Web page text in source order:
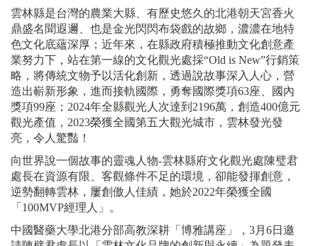
雲林縣是台灣的農業大縣、有歷史悠久的北港朝天宮香火
鼎盛名聞遐邇、也是金光閃閃布袋戲的故鄉，濃濃在地特
色文化底蘊深厚；近年來，在縣政府積極推動文化創意產
業努力下，站在第一線的文化觀光處採“Old is New”行銷策
略，將傳統文物予以活化創新，透過說故事深入人心，營
造出嶄新形象，進而接軌國際，勇奪國際獎項63座、國內
獎項99座；2024年全縣觀光人次達到2196萬，創造400億元
觀光產值，2023榮獲全國第五大觀光城市，雲林發光發
亮，令人驚豔！
向世界說一個故事的靈魂人物-雲林縣府文化觀光處陳璧君
處長在資源有限、客觀條件不足的環境，卻能發揮創意，
逆勢翻轉雲林，屢創傲人佳績，她於2022年榮獲全國
「100MVP經理人」。
中國醫藥大學北港分部高教深耕「博雅講座」，3月6日邀